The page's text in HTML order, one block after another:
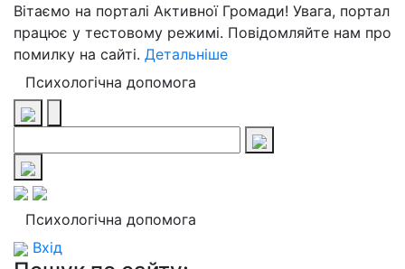
Вітаємо на порталі Активної Громади! Увага, портал
працює у тестовому режимі. Повідомляйте нам про
помилку на сайті. Детальніше
Психологічна допомога
Психологічна допомога
Вхід